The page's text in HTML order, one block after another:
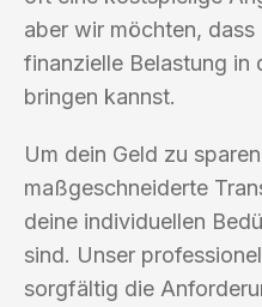
aber wir möchten,
finanzielle Belastung in
bringen kannst.
Um dein Geld zu
maßgeschneiderte
deine individuellen
sind. Unser
sorgfältig die